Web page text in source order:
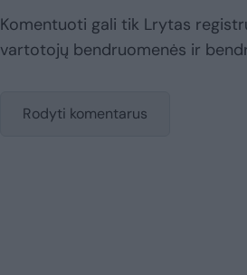
Komentuoti gali tik Lrytas
vartotojų bendruomenės ir
Rodyti komentarus